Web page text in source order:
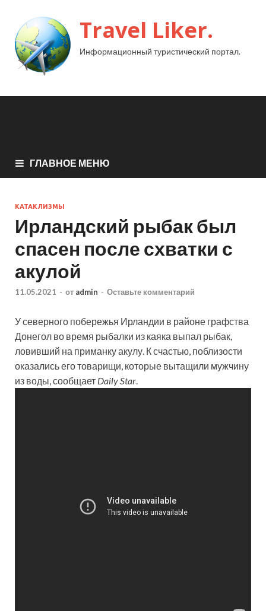
Travel Liker.
Информационный туристический портал.
ГЛАВНОЕ МЕНЮ
КАТАКЛИЗМЫ
Ирландский рыбак был
спасен после схватки с
акулой
11.05.2021 - от admin - Оставьте комментарий
У северного побережья Ирландии в районе графства
Донегол во время рыбалки из каяка выпал рыбак,
ловивший на приманку акулу. К счастью, поблизости
оказались его товарищи, которые вытащили мужчину
из воды, сообщает Daily Star.